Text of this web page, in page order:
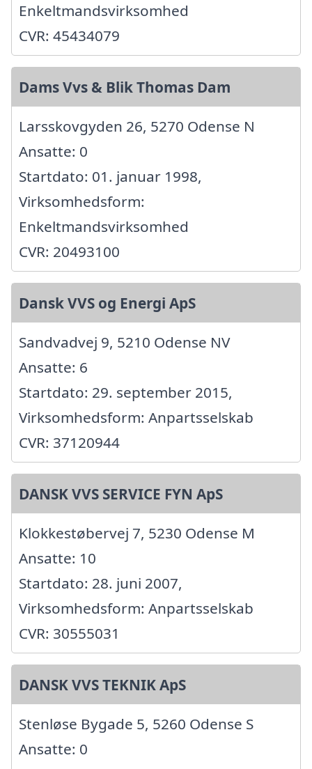
Enkeltmandsvirksomhed
CVR: 45434079
Dams Vvs & Blik Thomas Dam
Larsskovgyden 26, 5270 Odense N
Ansatte: 0
Startdato: 01. januar 1998,
Virksomhedsform:
Enkeltmandsvirksomhed
CVR: 20493100
Dansk VVS og Energi ApS
Sandvadvej 9, 5210 Odense NV
Ansatte: 6
Startdato: 29. september 2015,
Virksomhedsform: Anpartsselskab
CVR: 37120944
DANSK VVS SERVICE FYN ApS
Klokkestøbervej 7, 5230 Odense M
Ansatte: 10
Startdato: 28. juni 2007,
Virksomhedsform: Anpartsselskab
CVR: 30555031
DANSK VVS TEKNIK ApS
Stenløse Bygade 5, 5260 Odense S
Ansatte: 0